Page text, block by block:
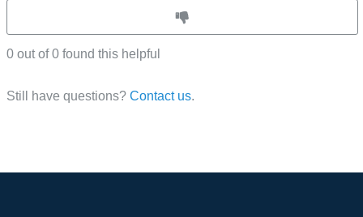
0 out of 0 found this helpful
Still have questions? Contact us.